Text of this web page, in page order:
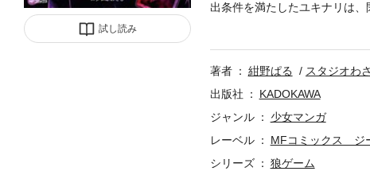
試し読み
出条件を満たしたユキナリは
そしてユキナリが迎える結末
著者 紺野ぱる
スタジオわ
出版社
KADOKAWA
ジャンル
少女マンガ
レーベル
MFコミックス ジ
シリーズ
狼ゲーム